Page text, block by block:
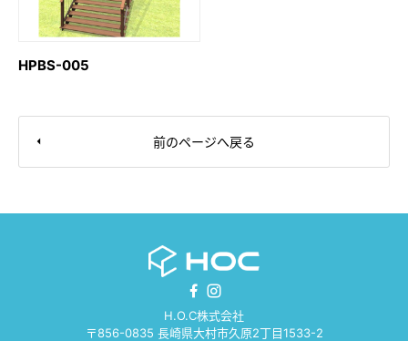
HPBS-005
前のページへ戻る
H.O.C株式会社
〒856-0835 長崎県大村市久原2丁目1533-2